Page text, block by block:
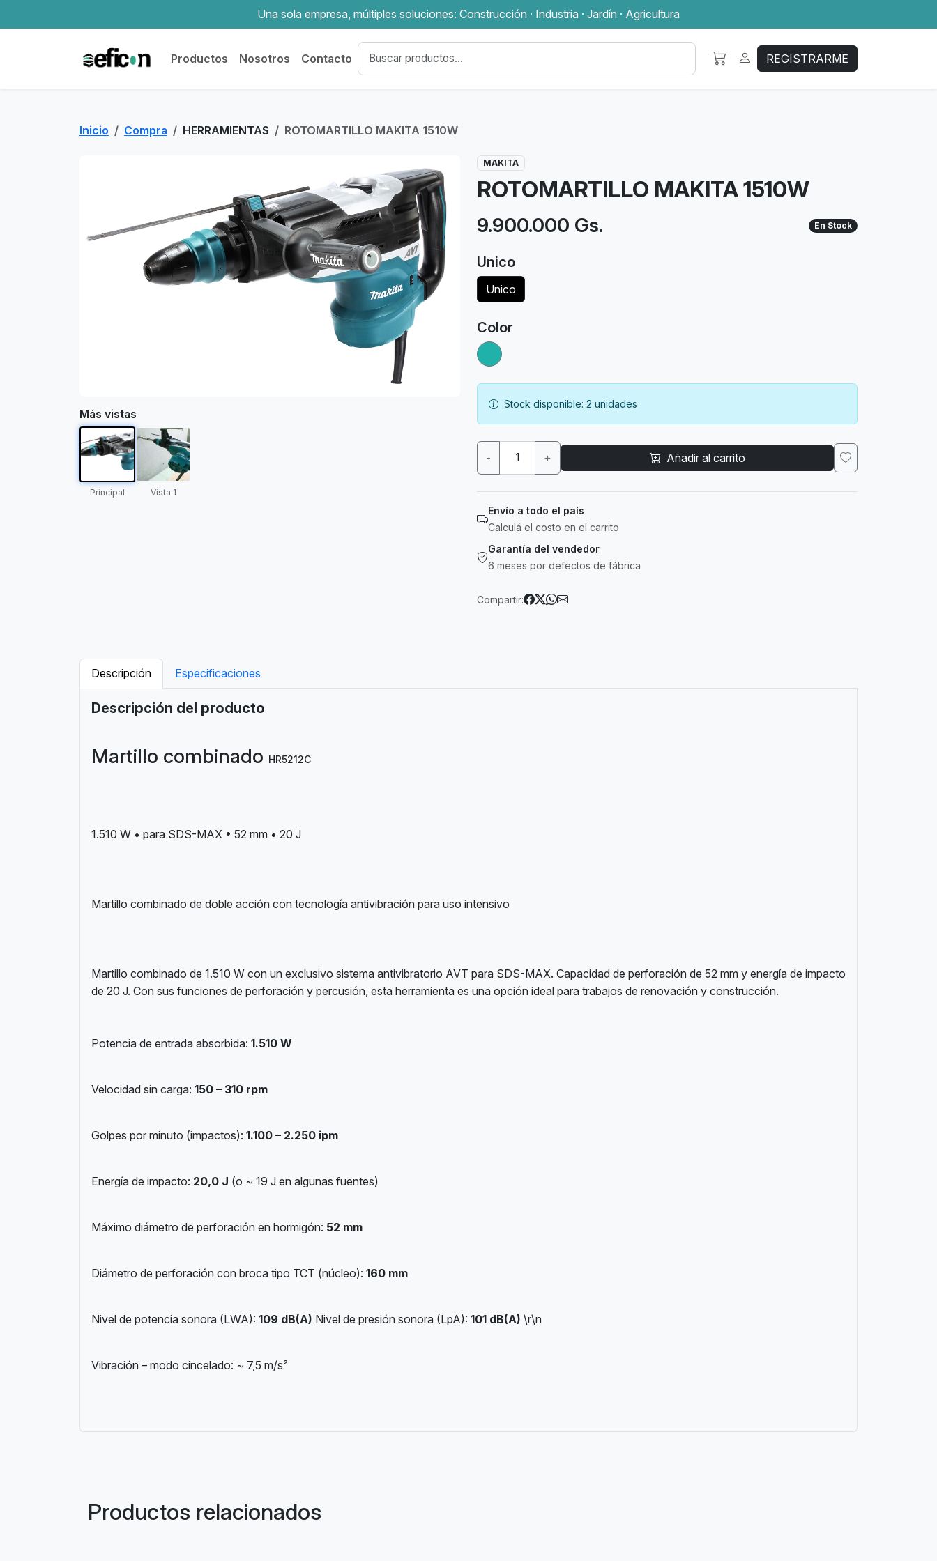
Una sola empresa, múltiples soluciones: Construcción · Industria · Jardín · Agricultura
Productos Nosotros Contacto REGISTRARME
Inicio Compra HERRAMIENTAS ROTOMARTILLO MAKITA 1510W
Más vistas
Principal Vista 1
MAKITA
ROTOMARTILLO MAKITA 1510W
9.900.000 Gs. En Stock
Unico
Unico
Color
Stock disponible: 2 unidades
- + Añadir al carrito
Envío a todo el país
Calculá el costo en el carrito
Garantía del vendedor
6 meses por defectos de fábrica
Compartir:
Descripción Especificaciones
Descripción del producto
Martillo combinado HR5212C
1.510 W • para SDS-MAX • 52 mm • 20 J
Martillo combinado de doble acción con tecnología antivibración para uso intensivo
Martillo combinado de 1.510 W con un exclusivo sistema antivibratorio AVT para SDS-MAX. Capacidad de perforación de 52 mm y energía de impacto
de 20 J. Con sus funciones de perforación y percusión, esta herramienta es una opción ideal para trabajos de renovación y construcción.
Potencia de entrada absorbida: 1.510 W
Velocidad sin carga: 150 – 310 rpm
Golpes por minuto (impactos): 1.100 – 2.250 ipm
Energía de impacto: 20,0 J (o ~ 19 J en algunas fuentes)
Máximo diámetro de perforación en hormigón: 52 mm
Diámetro de perforación con broca tipo TCT (núcleo): 160 mm
Nivel de potencia sonora (LWA): 109 dB(A) Nivel de presión sonora (LpA): 101 dB(A) \r\n
Vibración – modo cincelado: ~ 7,5 m/s²
Productos relacionados